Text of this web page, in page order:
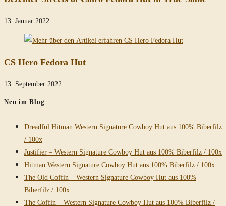
13. Januar 2022
CS Hero Fedora Hut
13. September 2022
Neu im Blog
Dreadful Hitman Western Signature Cowboy Hut aus 100% Biberfilz
/ 100x
Justifier – Western Signature Cowboy Hut aus 100% Biberfilz / 100x
Hitman Western Signature Cowboy Hut aus 100% Biberfilz / 100x
The Old Coffin – Western Signature Cowboy Hut aus 100%
Biberfilz / 100x
The Coffin – Western Signature Cowboy Hut aus 100% Biberfilz /